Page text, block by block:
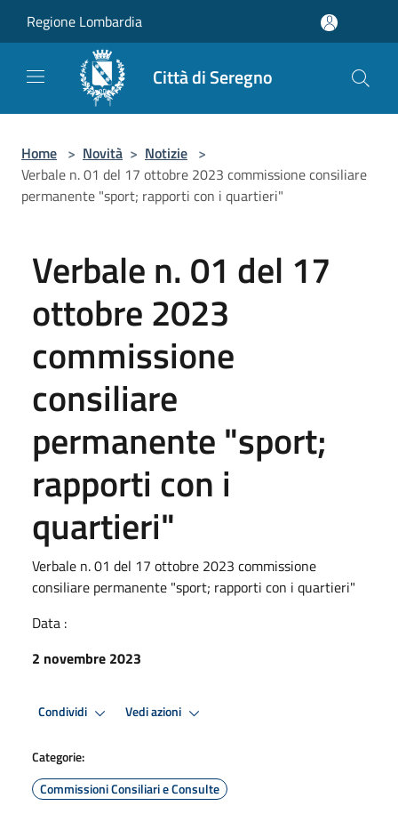
Regione Lombardia
Città di Seregno
Home > Novità > Notizie >
Verbale n. 01 del 17 ottobre 2023 commissione consiliare
permanente "sport; rapporti con i quartieri"
Verbale n. 01 del 17
ottobre 2023
commissione
consiliare
permanente "sport;
rapporti con i
quartieri"
Verbale n. 01 del 17 ottobre 2023 commissione
consiliare permanente "sport; rapporti con i quartieri"
Data :
2 novembre 2023
Condividi Vedi azioni
Categorie:
Commissioni Consiliari e Consulte